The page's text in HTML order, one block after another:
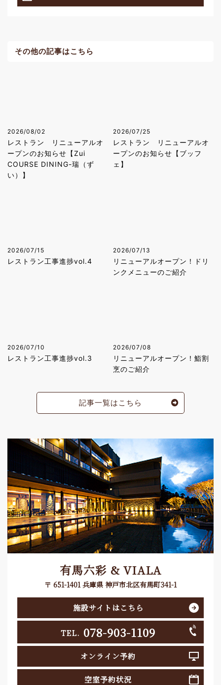
その他の記事はこちら
2026/08/02
レストラン リニューアルオ
ープンのお知らせ【Zui
COURSE DINING-瑞（ず
い）】
2026/07/25
レストラン リニューアルオ
ープンのお知らせ【ブッフ
ェ】
2026/07/15
レストラン工事進捗vol.4
2026/07/13
リニューアルオープン！ドリ
ンクメニューのご紹介
2026/07/10
レストラン工事進捗vol.3
2026/07/08
リニューアルオープン！鮨割
烹のご紹介
記事一覧はこちら
有馬六彩 & VIALA
〒 651-1401 兵庫県 神戸市北区有馬町341-1
施設サイトはこちら
TEL. 078-903-1109
オンライン予約
空室予約状況